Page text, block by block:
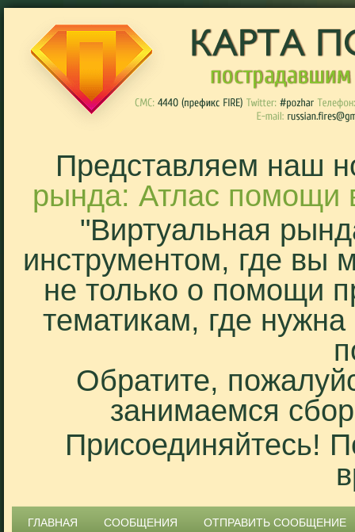
Представляем наш
рында: Атлас помощи
"Виртуальная
инструментом, где вы
не только о помощи
тематикам, где
Обратите,
занимаемся
Присоединяйтесь!
ГЛАВНАЯ СООБЩЕНИЯ
ОТПРАВИТЬ СООБЩЕНИЕ